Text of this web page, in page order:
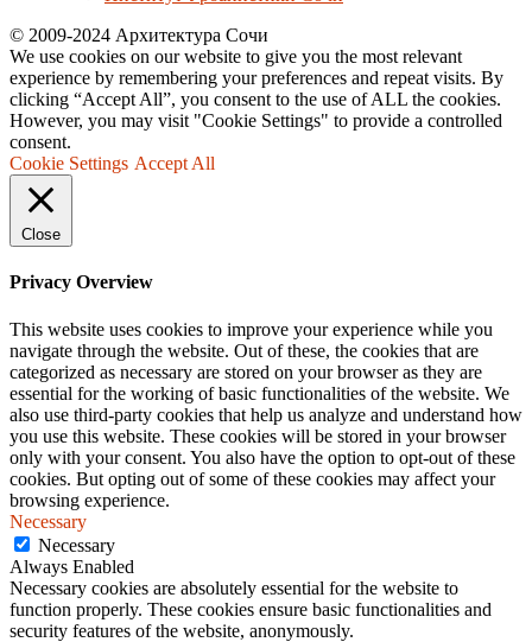
© 2009-2024 Архитектура Сочи
We use cookies on our website to give you the most relevant
experience by remembering your preferences and repeat visits. By
clicking “Accept All”, you consent to the use of ALL the cookies.
However, you may visit "Cookie Settings" to provide a controlled
consent.
Cookie Settings Accept All
Close
Privacy Overview
This website uses cookies to improve your experience while you
navigate through the website. Out of these, the cookies that are
categorized as necessary are stored on your browser as they are
essential for the working of basic functionalities of the website. We
also use third-party cookies that help us analyze and understand how
you use this website. These cookies will be stored in your browser
only with your consent. You also have the option to opt-out of these
cookies. But opting out of some of these cookies may affect your
browsing experience.
Necessary
Necessary
Always Enabled
Necessary cookies are absolutely essential for the website to
function properly. These cookies ensure basic functionalities and
security features of the website, anonymously.